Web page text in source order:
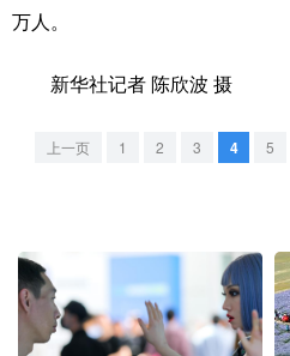
北京 天津
山东 河南
万人。
新华社记者 陈欣波 摄
上一页 1 2 3 4 5